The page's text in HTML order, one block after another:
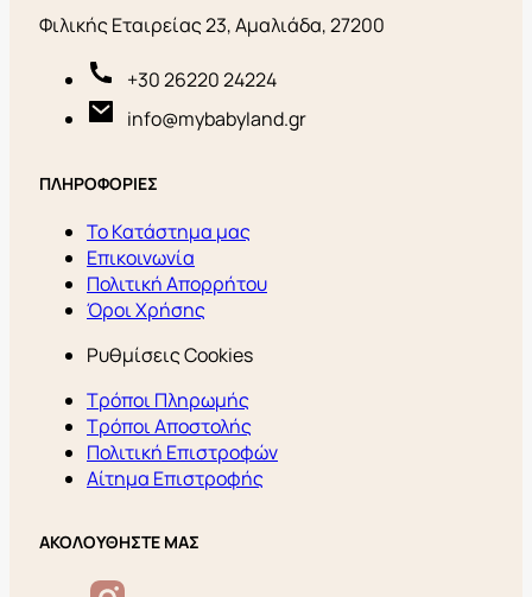
Φιλικής Εταιρείας 23, Αμαλιάδα, 27200
+30 26220 24224
info@mybabyland.gr
ΠΛΗΡΟΦΟΡΙΕΣ
Το Κατάστημα μας
Επικοινωνία
Πολιτική Απορρήτου
Όροι Χρήσης
Ρυθμίσεις Cookies
Τρόποι Πληρωμής
Τρόποι Αποστολής
Πολιτική Επιστροφών
Αίτημα Επιστροφής
ΑΚΟΛΟΥΘΗΣΤΕ ΜΑΣ